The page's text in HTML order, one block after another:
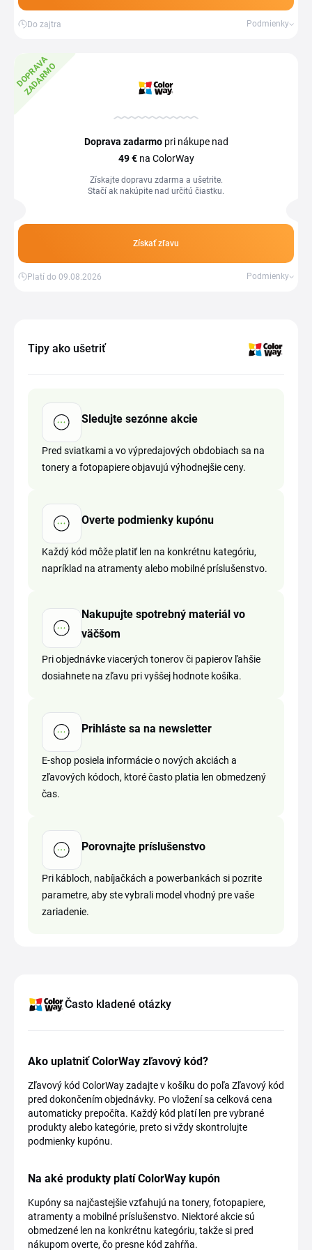
Do zajtra Podmienky
D
O
P
R
A
V
A
Z
A
D
A
R
M
O
Doprava zadarmopri nákupe nad
49 €na ColorWay
Získajte dopravu zdarma a ušetrite.
Stačí ak nakúpite nad určitú čiastku.
Získať zľavu
Platí do 09.08.2026 Podmienky
Tipy ako ušetriť
Sledujte sezónne akcie
Pred sviatkami a vo výpredajových obdobiach sa na
tonery a fotopapiere objavujú výhodnejšie ceny.
Overte podmienky kupónu
Každý kód môže platiť len na konkrétnu kategóriu,
napríklad na atramenty alebo mobilné príslušenstvo.
Nakupujte spotrebný materiál vo
väčšom
Pri objednávke viacerých tonerov či papierov ľahšie
dosiahnete na zľavu pri vyššej hodnote košíka.
Prihláste sa na newsletter
E-shop posiela informácie o nových akciách a
zľavových kódoch, ktoré často platia len obmedzený
čas.
Porovnajte príslušenstvo
Pri kábloch, nabíjačkách a powerbankách si pozrite
parametre, aby ste vybrali model vhodný pre vaše
zariadenie.
Často kladené otázky
Ako uplatniť ColorWay zľavový kód?
Zľavový kód ColorWay zadajte v košíku do poľa Zľavový kód
pred dokončením objednávky. Po vložení sa celková cena
automaticky prepočíta. Každý kód platí len pre vybrané
produkty alebo kategórie, preto si vždy skontrolujte
podmienky kupónu.
Na aké produkty platí ColorWay kupón
Kupóny sa najčastejšie vzťahujú na tonery, fotopapiere,
atramenty a mobilné príslušenstvo. Niektoré akcie sú
obmedzené len na konkrétnu kategóriu, takže si pred
nákupom overte, čo presne kód zahŕňa.